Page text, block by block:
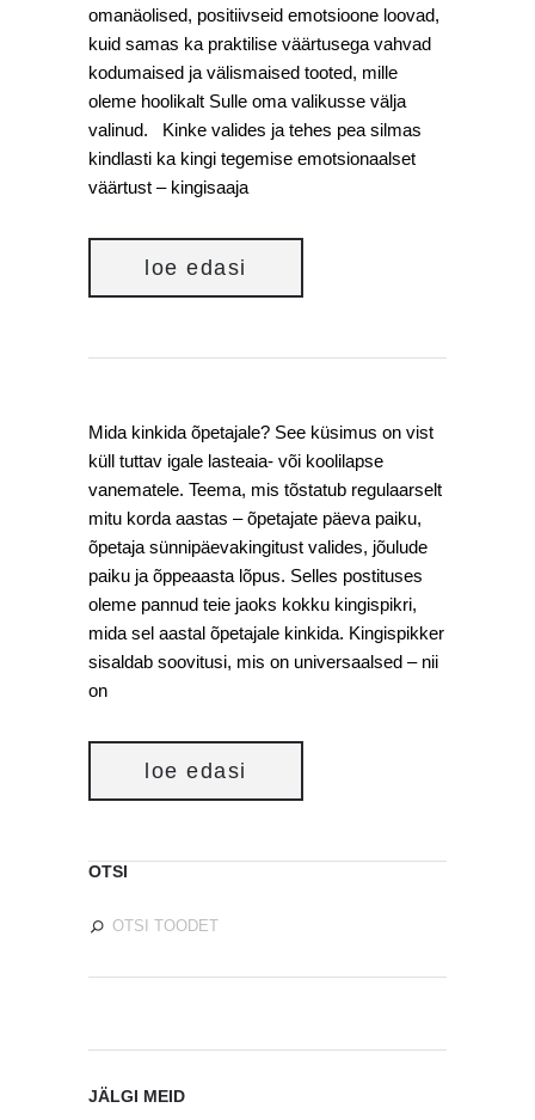
omanäolised, positiivseid emotsioone loovad,
kuid samas ka praktilise väärtusega vahvad
kodumaised ja välismaised tooted, mille
oleme hoolikalt Sulle oma valikusse välja
valinud. Kinke valides ja tehes pea silmas
kindlasti ka kingi tegemise emotsionaalset
väärtust – kingisaaja
loe edasi
Mida kinkida õpetajale? See küsimus on vist
küll tuttav igale lasteaia- või koolilapse
vanematele. Teema, mis tõstatub regulaarselt
mitu korda aastas – õpetajate päeva paiku,
õpetaja sünnipäevakingitust valides, jõulude
paiku ja õppeaasta lõpus. Selles postituses
oleme pannud teie jaoks kokku kingispikri,
mida sel aastal õpetajale kinkida. Kingispikker
sisaldab soovitusi, mis on universaalsed – nii
on
loe edasi
OTSI
JÄLGI MEID